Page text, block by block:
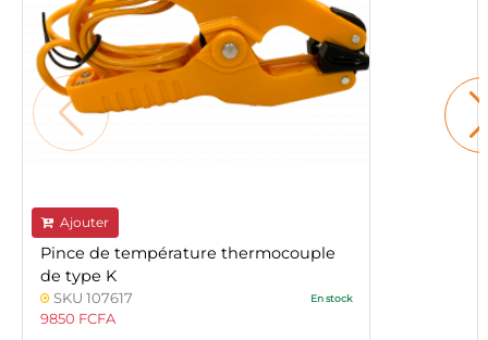
Ajouter
Pince de température thermocouple
de type K
SKU 107617 En stock
9850 FCFA